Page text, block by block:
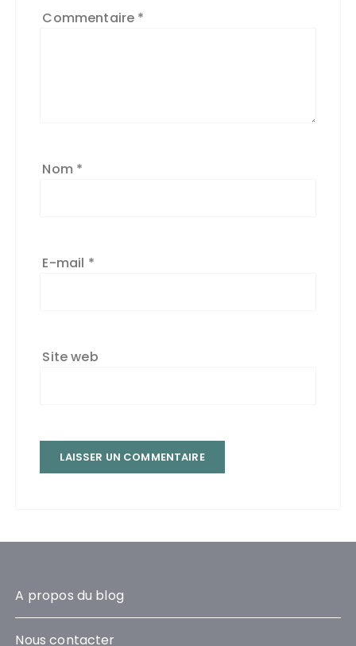
Commentaire *
Nom *
E-mail *
Site web
A propos du blog
Nous contacter